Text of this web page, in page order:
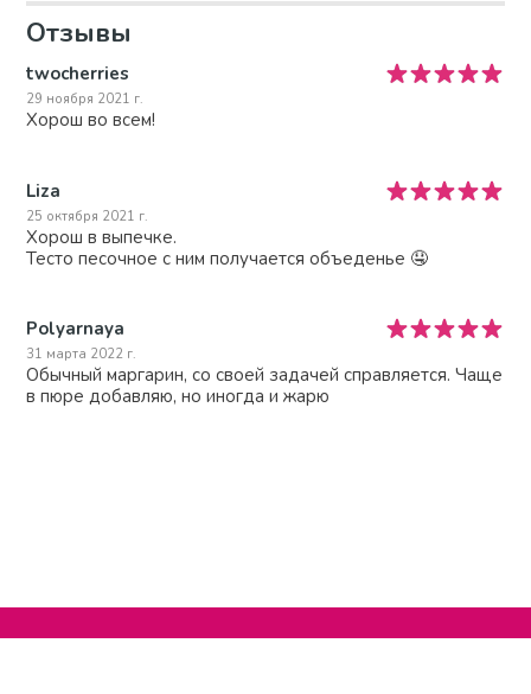
Отзывы
twocherries
29 ноября 2021 г.
Хорош во всем!
Liza
25 октября 2021 г.
Хорош в выпечке.
Тесто песочное с ним получается объеденье 🤤
Polyarnaya
31 марта 2022 г.
Обычный маргарин, со своей задачей справляется. Чаще
в пюре добавляю, но иногда и жарю